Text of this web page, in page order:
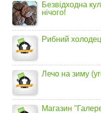
Безвідходна
нічого!
Рибний
Лечо на зиму
Магазин